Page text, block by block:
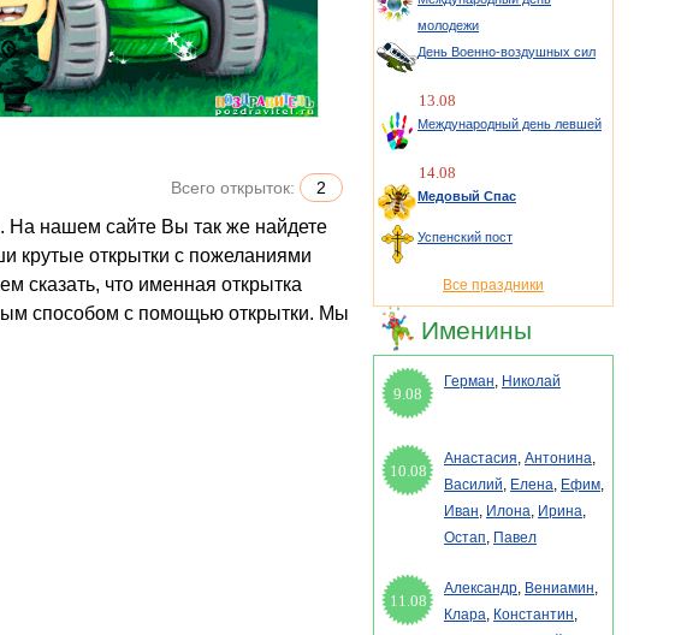
Всего открыток: 2
крутые открытки с пожеланиями
сказать, что именная открытка
способом с помощью открытки. Мы
молодежи
День Военно-воздушных сил
13.08
Международный день левшей
14.08
Медовый Спас
Успенский пост
Все праздники
Именины
9.08
Герман, Николай
10.08
Анастасия, Антонина,
Василий, Елена, Ефим,
Иван, Илона, Ирина,
Остап, Павел
11.08
Александр, Вениамин,
Клара, Константин,